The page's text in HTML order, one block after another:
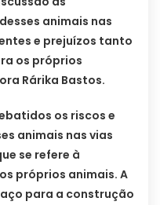
animais nas
e prejuízos tanto
os próprios
Rárika Bastos.
os riscos e
animais nas vias
se refere à
próprios animais. A
para a construção